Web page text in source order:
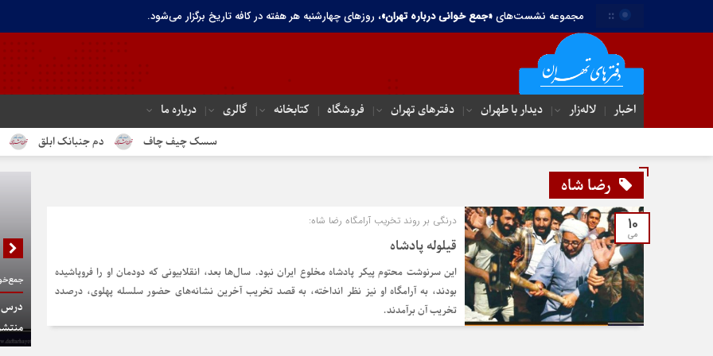
:: مجموعه نشست‌های«جمع خوانی درباره تهران»، روزهای چهارشنبه هر هفته در کافه تاریخ برگزار می‌شود.
اخبار لاله‌زار دیدار با طهران دفترهای تهران‌ فروشگاه کتابخانه گالری درباره ما
سسک چیف چاف دم جنبانک ابلق درباره
رضا شاه
10
می
درنگی بر روند تخریب آرامگاه رضا شاه:
قیلوله پادشاه
این سرنوشت محتوم پیکر پادشاه مخلوع ایران نبود. سال‌ها بعد، انقلابیونی که دودمان او را فروپاشیده
بودند، به آرامگاه او نیز نظر انداخته، به قصد تخریب آخرین نشانه‌های حضور سلسله پهلوی، درصدد
تخریب آن برآمدند.
درس